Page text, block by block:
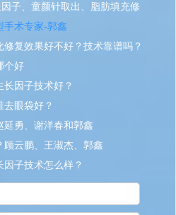
子、童颜针取出、脂肪填充修
手术专家-郭鑫
复效果好不好？技术靠谱吗？
个好
因子技术好？
眼袋好？
延勇、谢洋春和郭鑫
云鹏、王淑杰、郭鑫
子技术怎么样？